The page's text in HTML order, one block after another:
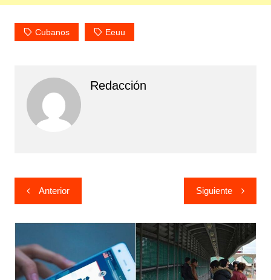
Cubanos Eeuu
Redacción
Navegación
de
entradas
Anterior Siguiente